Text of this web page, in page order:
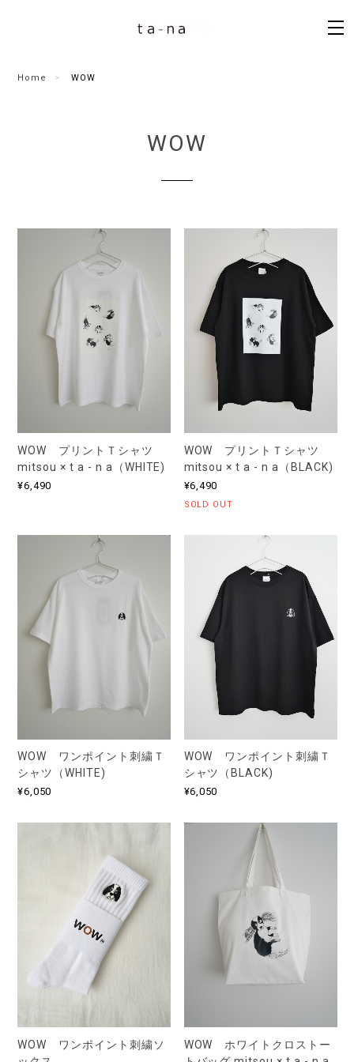
Home WOW
WOW
WOW プリントＴシャツ
mitsou × t a - n a（WHITE)
¥6,490
WOW プリントＴシャツ
mitsou × t a - n a（BLACK)
¥6,490
SOLD OUT
WOW ワンポイント刺繍Ｔ
シャツ（WHITE)
¥6,050
WOW ワンポイント刺繍Ｔ
シャツ（BLACK)
¥6,050
WOW ワンポイント刺繍ソ
WOW ホワイトクロストー